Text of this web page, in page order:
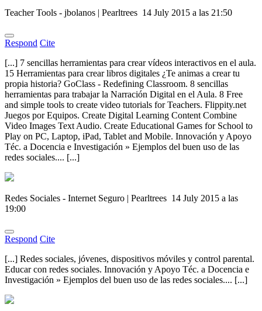
Teacher Tools - jbolanos | Pearltrees 14 July 2015 a las 21:50
Respond Cite
[...] 7 sencillas herramientas para crear vídeos interactivos en el aula.
15 Herramientas para crear libros digitales ¿Te animas a crear tu
propia historia? GoClass - Redefining Classroom. 8 sencillas
herramientas para trabajar la Narración Digital en el Aula. 8 Free
and simple tools to create video tutorials for Teachers. Flippity.net
Juegos por Equipos. Create Digital Learning Content Combine
Video Images Text Audio. Create Educational Games for School to
Play on PC, Laptop, iPad, Tablet and Mobile. Innovación y Apoyo
Téc. a Docencia e Investigación » Ejemplos del buen uso de las
redes sociales.... [...]
Redes Sociales - Internet Seguro | Pearltrees 14 July 2015 a las
19:00
Respond Cite
[...] Redes sociales, jóvenes, dispositivos móviles y control parental.
Educar con redes sociales. Innovación y Apoyo Téc. a Docencia e
Investigación » Ejemplos del buen uso de las redes sociales.... [...]